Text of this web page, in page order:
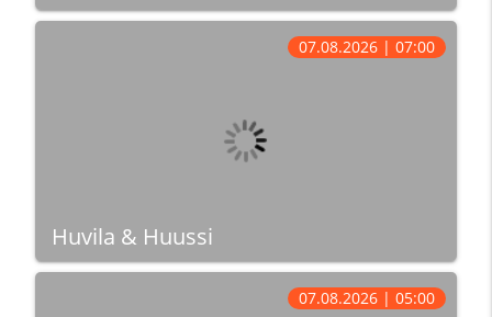
Huvila & Huussi
07.08.2026 | 07:00
07.08.2026 | 05:00